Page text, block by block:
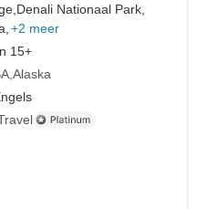
Denali Nationaal Park,
+2 meer
15+
Alaska